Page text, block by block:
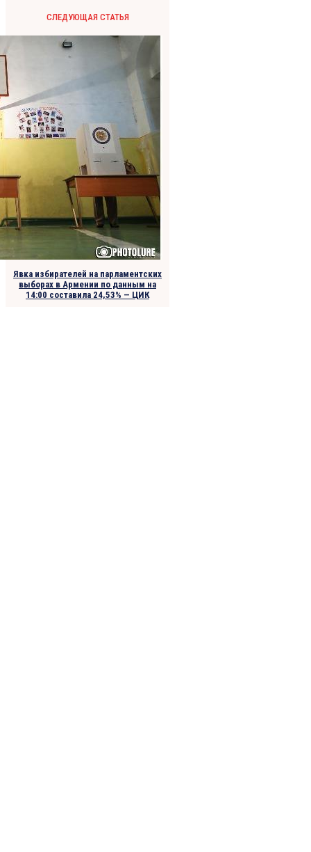
СЛЕДУЮЩАЯ СТАТЬЯ
Явка избирателей на парламентских
выборах в Армении по данным на
14:00 составила 24,53% — ЦИК